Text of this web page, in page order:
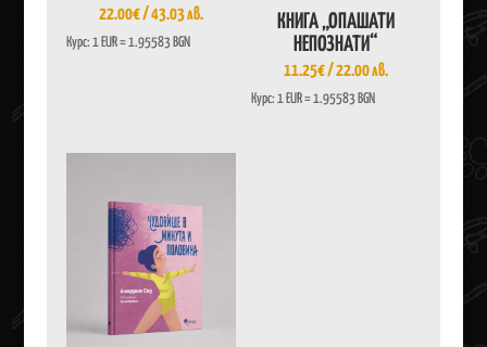
22.00€/ 43.03 лв.
Курс: 1 EUR = 1.95583 BGN
КНИГА „ОПАШАТИ
НЕПОЗНАТИ“
11.25€/ 22.00 лв.
Курс: 1 EUR = 1.95583 BGN